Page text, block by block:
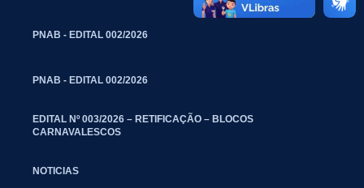
PNAB - EDITAL 002/2026
PNAB - EDITAL 002/2026
EDITAL Nº 003/2026 – RETIFICAÇÃO – BLOCOS
CARNAVALESCOS
NOTICIAS